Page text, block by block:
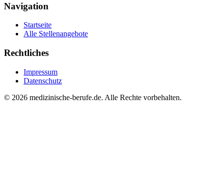
Navigation
Startseite
Alle Stellenangebote
Rechtliches
Impressum
Datenschutz
© 2026 medizinische-berufe.de. Alle Rechte vorbehalten.